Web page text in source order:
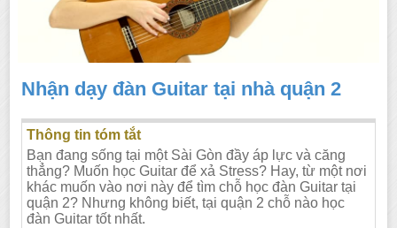
Nhận dạy đàn Guitar tại nhà quận 2
Thông tin tóm tắt
Bạn đang sống tại một Sài Gòn đầy áp lực và căng
thẳng? Muốn học Guitar để xả Stress? Hay, từ một nơi
khác muốn vào nơi này để tìm chỗ học đàn Guitar tại
quận 2? Nhưng không biết, tại quận 2 chỗ nào học
đàn Guitar tốt nhất.